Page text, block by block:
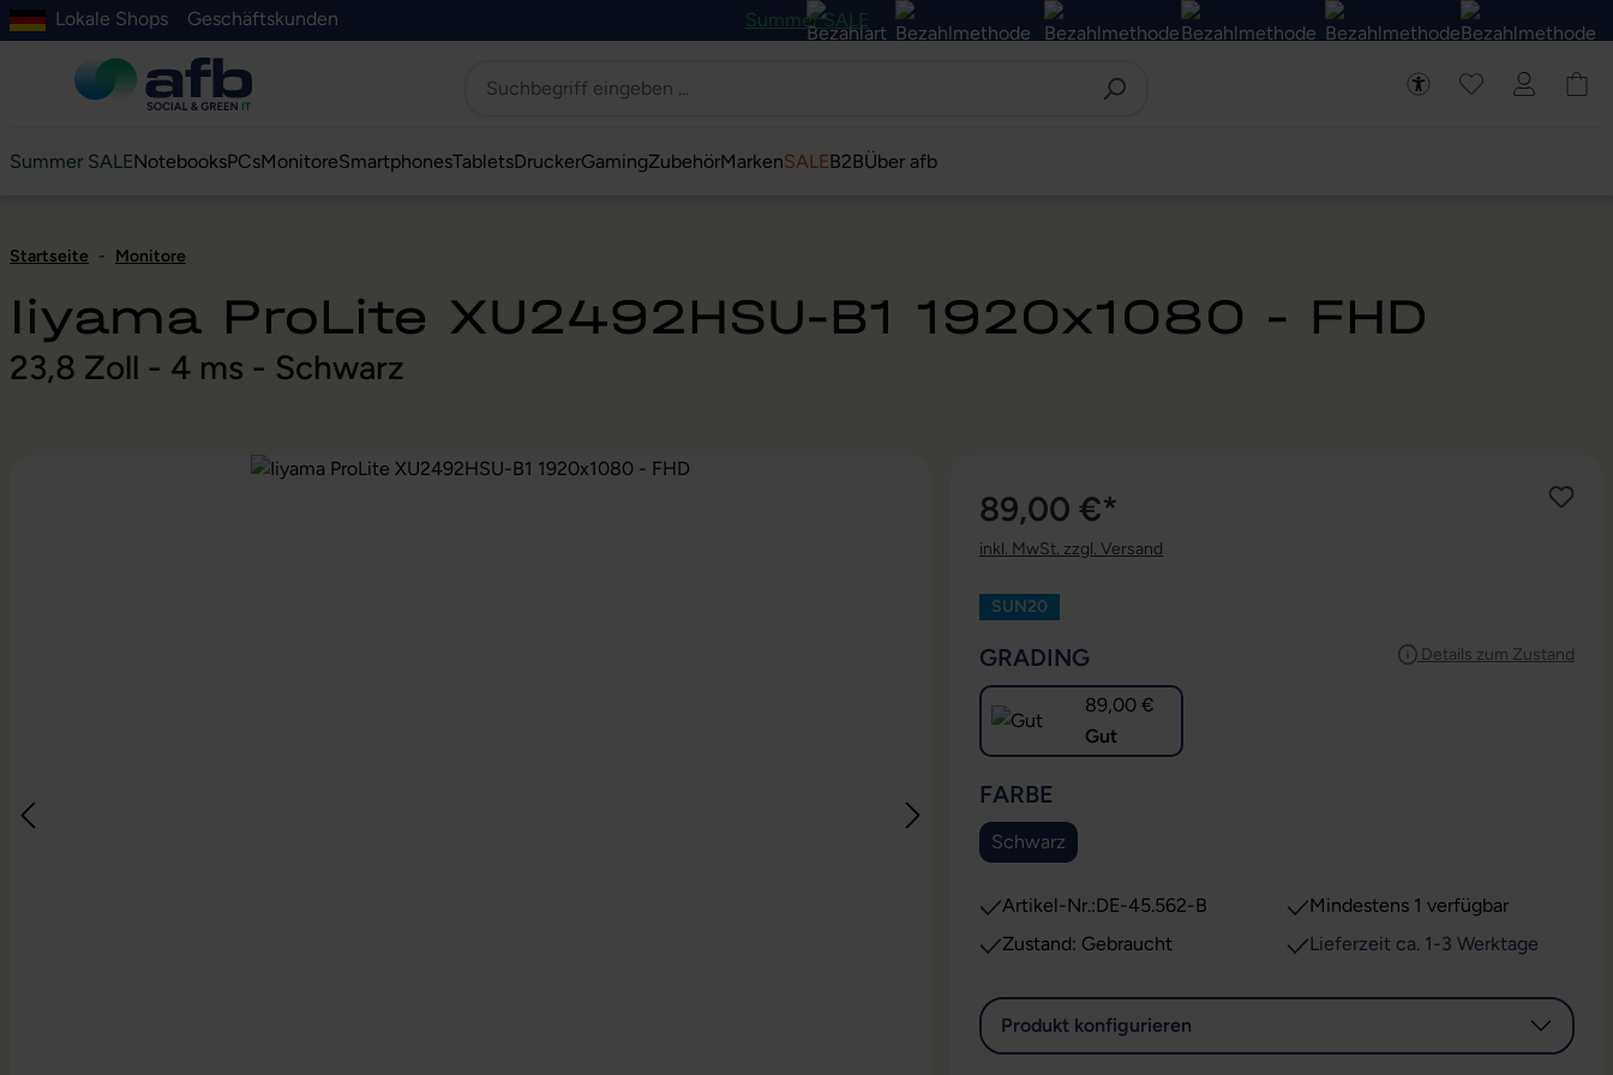
springen
Suche springen
Zur Hauptnavigation springen
Zur Navigation der B2B-Plattform springen
Lokale Shops Geschäftskunden Summer SALE
Summer SALENotebooksPCsMonitoreSmartphonesTabletsDruckerGamingZubehörMarkenSALEB2BÜber afb
Startseite - Monitore
Iiyama ProLite XU2492HSU-B1 1920x1080 - FHD
23,8 Zoll - 4 ms - Schwarz
89,00 €*
inkl. MwSt. zzgl. Versand
SUN20
Details zum Zustand
GRADING
89,00 €
Gut
FARBE
Schwarz
Artikel-Nr.:DE-45.562-B
Zustand: Gebraucht
Mindestens 1 verfügbar
Lieferzeit ca. 1-3 Werktage
Produkt konfigurieren